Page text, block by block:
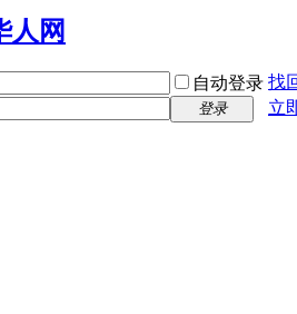
自动登录 找
登录
立